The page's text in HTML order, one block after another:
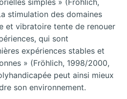
stimulation des domaines
et vibratoire tente de renouer
qui sont
expériences stables et
» (Fröhlich, 1998/2000,
peut ainsi mieux
son environnement.